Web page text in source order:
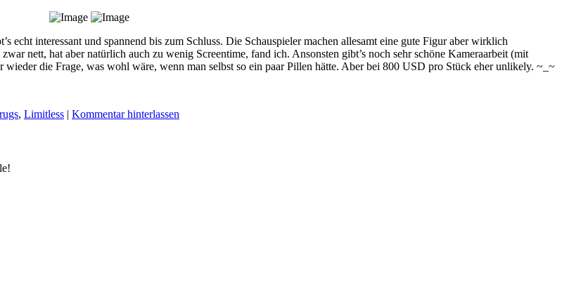
echt interessant und spannend bis zum Schluss. Die Schauspieler machen allesamt eine gute Figur aber wirklich
nett, hat aber natürlich auch zu wenig Screentime, fand ich. Ansonsten gibt’s noch sehr schöne Kameraarbeit (mit
die Frage, was wohl wäre, wenn man selbst so ein paar Pillen hätte. Aber bei 800 USD pro Stück eher unlikely. ~_~
, Limitless | Kommentar hinterlassen